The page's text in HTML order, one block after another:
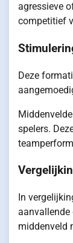
agressieve
competitief
Deze
spelers.
In
aanvallende
middenveld